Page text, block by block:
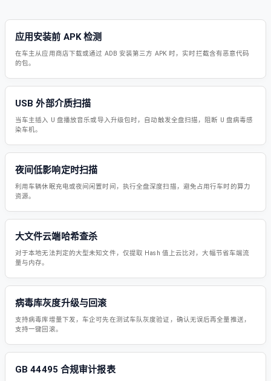
应用安装前 APK 检测
在车主从应用商店下载或通过 ADB 安装第三方 APK 时，实时拦截含有恶意代码
的包。
USB 外部介质扫描
当车主插入 U 盘播放音乐或导入升级包时，自动触发全盘扫描，阻断 U 盘病毒感
染车机。
夜间低影响定时扫描
利用车辆休眠充电或夜间闲置时间，执行全盘深度扫描，避免占用行车时的算力
资源。
大文件云端哈希查杀
对于本地无法判定的大型未知文件，仅提取 Hash 值上云比对，大幅节省车端流
量与内存。
病毒库灰度升级与回滚
支持病毒库增量下发，车企可先在测试车队灰度验证，确认无误后再全量推送，
支持一键回滚。
GB 44495 合规审计报表